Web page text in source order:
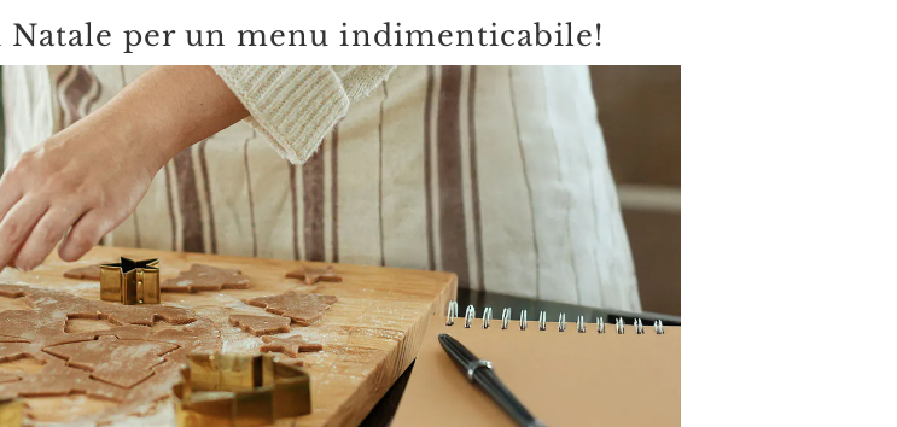
per un menu indimenticabile!